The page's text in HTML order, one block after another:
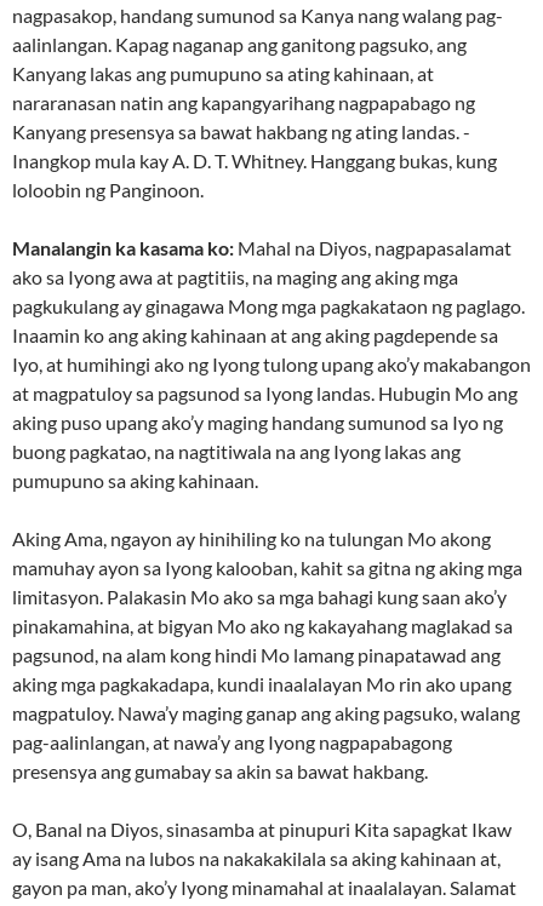
nagpasakop, handang sumunod sa Kanya nang walang pag-
aalinlangan. Kapag naganap ang ganitong pagsuko, ang
Kanyang lakas ang pumupuno sa ating kahinaan, at
nararanasan natin ang kapangyarihang nagpapabago ng
Kanyang presensya sa bawat hakbang ng ating landas. -
Inangkop mula kay A. D. T. Whitney. Hanggang bukas, kung
loloobin ng Panginoon.
Manalangin ka kasama ko: Mahal na Diyos, nagpapasalamat
ako sa Iyong awa at pagtitiis, na maging ang aking mga
pagkukulang ay ginagawa Mong mga pagkakataon ng paglago.
Inaamin ko ang aking kahinaan at ang aking pagdepende sa
Iyo, at humihingi ako ng Iyong tulong upang ako’y makabangon
at magpatuloy sa pagsunod sa Iyong landas. Hubugin Mo ang
aking puso upang ako’y maging handang sumunod sa Iyo ng
buong pagkatao, na nagtitiwala na ang Iyong lakas ang
pumupuno sa aking kahinaan.
Aking Ama, ngayon ay hinihiling ko na tulungan Mo akong
mamuhay ayon sa Iyong kalooban, kahit sa gitna ng aking mga
limitasyon. Palakasin Mo ako sa mga bahagi kung saan ako’y
pinakamahina, at bigyan Mo ako ng kakayahang maglakad sa
pagsunod, na alam kong hindi Mo lamang pinapatawad ang
aking mga pagkakadapa, kundi inaalalayan Mo rin ako upang
magpatuloy. Nawa’y maging ganap ang aking pagsuko, walang
pag-aalinlangan, at nawa’y ang Iyong nagpapabagong
presensya ang gumabay sa akin sa bawat hakbang.
O, Banal na Diyos, sinasamba at pinupuri Kita sapagkat Ikaw
ay isang Ama na lubos na nakakakilala sa aking kahinaan at,
gayon pa man, ako’y Iyong minamahal at inaalalayan. Salamat